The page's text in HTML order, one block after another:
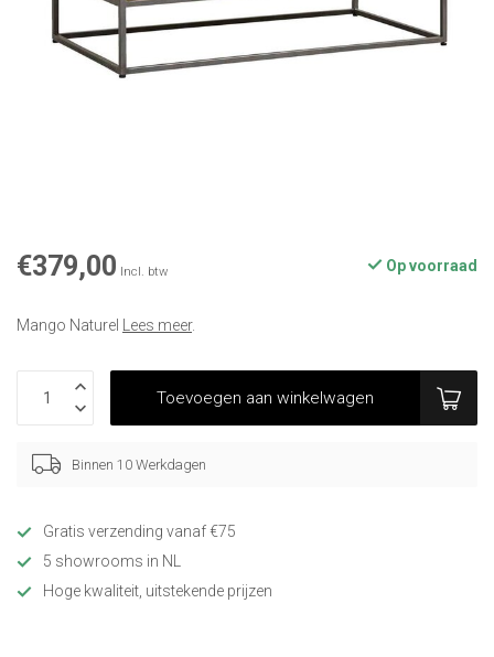
€379,00 Incl. btw Op voorraad
Mango Naturel Lees meer.
Toevoegen aan winkelwagen
Binnen 10 Werkdagen
Gratis verzending vanaf €75
5 showrooms in NL
Hoge kwaliteit, uitstekende prijzen